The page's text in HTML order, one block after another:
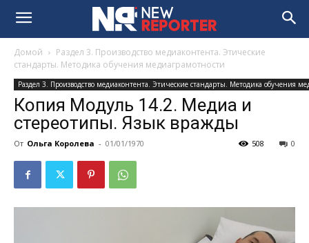
Домой
Раздел 3. Производство медиаконтента. Этические
стандарты. Методика обучения медиаграмотности
Раздел 3. Производство медиаконтента. Этические стандарты. Методика обучения
Копия Модуль 14.2. Медиа и
стереотипы. Язык вражды
От Ольга Королева - 01/01/1970 0
508